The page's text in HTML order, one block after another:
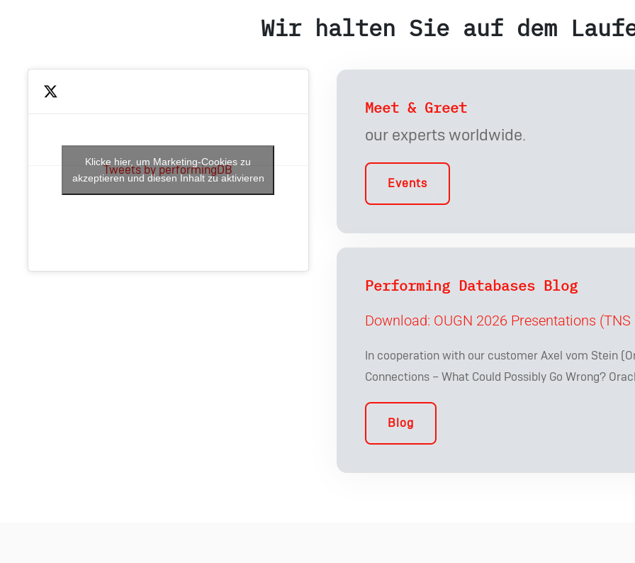
Wir halten Sie auf dem
Tweets by performingDB
Klicke hier, um Marketing-Cookies zu
akzeptieren und diesen Inhalt zu aktivieren
Meet & Greet
our experts worldwide.
Events
Performing Databases Blog
Download: OUGN 2026 Presentations
In cooperation with our customer Axel vom Stein
Connections – What Could Possibly Go Wrong?
Blog